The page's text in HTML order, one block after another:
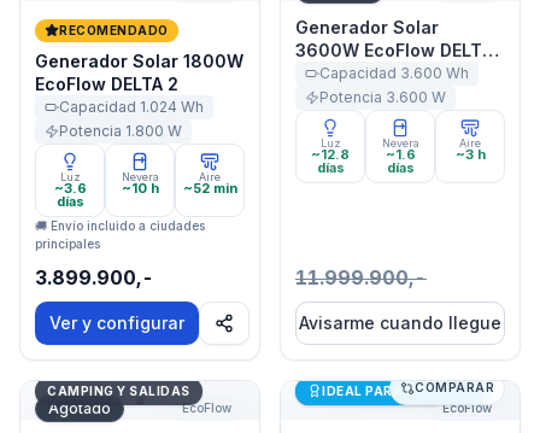
RECOMENDADO
Generador Solar 1800W
EcoFlow DELTA 2
Capacidad 1.024 Wh
Potencia 1.800 W
Luz
~3.6
días
Nevera
~10 h
Aire
~52 min
🚚 Envío incluido a ciudades
principales
3.899.900,-
Ver y configurar
Generador Solar
3600W EcoFlow DELTA
ProCapacidad 3.600 Wh
Potencia 3.600 W
Luz
~12.8
días
Nevera
~1.6
días
Aire
~3 h
11.999.900,-
Avisarme cuando llegue
Generador Solar 500W EcoFlow DELTA 3 1000 Air
Agotado EcoFlow
CAMPING Y SALIDAS Generador Solar 500W
EcoFlow
Últimas unidades
IDEAL PARA STARLINK
COMPARAR